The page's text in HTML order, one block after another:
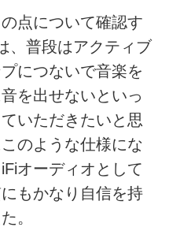
点について確認す
、普段はアクティブ
につないで音楽を
を出せないといっ
いただきたいと思
のような仕様にな
オーディオとして
もかなり自信を持
。